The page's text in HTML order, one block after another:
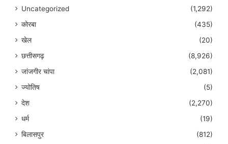
Uncategorized
(1,292)
कोरबा
(435)
खेल
(20)
छत्तीसगढ़
(8,926)
जांजगीर चांपा
(2,081)
ज्योतिष
(5)
देश
(2,270)
धर्म
(19)
बिलासपुर
(812)